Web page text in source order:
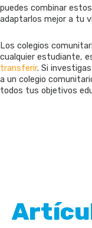
puedes combinar
adaptarlos mejor a tu
Los colegios
cualquier estudiante,
transferir. Si
a un colegio
todos tus objetivos